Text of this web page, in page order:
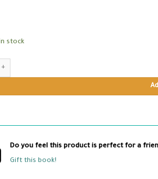
stock
Do you feel this product is perfect for a
Gift this book!